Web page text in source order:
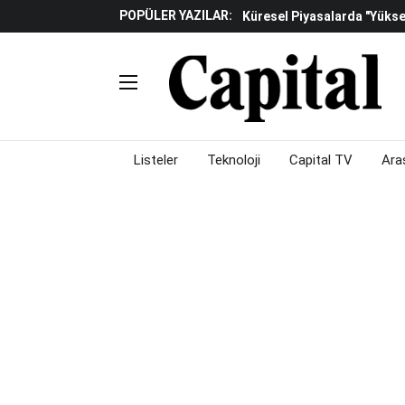
POPÜLER YAZILAR:
Küresel Piyasalarda
Gölgeliyor
Fed Ve ABD Verileri Emtia
Çalışma Alanları Konser
Piyasalarda Gün Ortası:
Listeler Teknoloji Capital TV